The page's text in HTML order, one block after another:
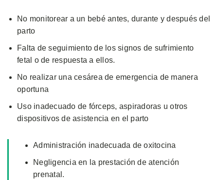
No monitorear a un bebé antes, durante y después del
parto
Falta de seguimiento de los signos de sufrimiento
fetal o de respuesta a ellos.
No realizar una cesárea de emergencia de manera
oportuna
Uso inadecuado de fórceps, aspiradoras u otros
dispositivos de asistencia en el parto
Administración inadecuada de oxitocina
Negligencia en la prestación de atención
prenatal.